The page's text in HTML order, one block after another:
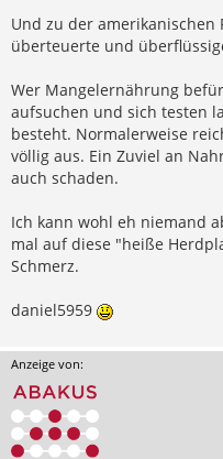
Und zu der
überteuerte und
Wer Mangelernährung
aufsuchen und sich testen
besteht. Normalerweise
völlig aus. Ein Zuviel an
auch schaden.
Ich kann wohl eh niemand
mal auf diese "heiße
Schmerz.
daniel5959
Anzeige von: